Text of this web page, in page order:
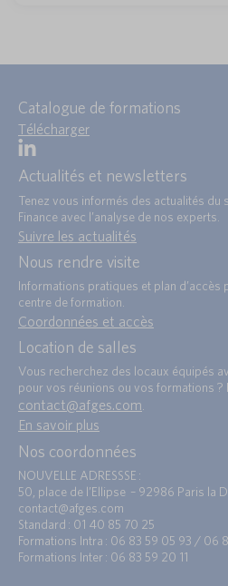
Catalogue de formations
Télécharger
Actualités et newsletters
Tenez vous informés des actualités du
Finance avec l’analyse de nos experts.
Suivre les actualités
Nous rendre visite
Informations pratiques et plan
centre de formation.
Coordonnées et accès
Location de salles
Vous recherchez des locaux équipés
pour vos réunions ou vos formations ?
contact@afges.com.
En savoir plus
Nos coordonnées
NOUVELLE ADRESSSE :
50, place de l’Ellipse – 92986 Paris la
contact@afges.com
Standard : 01 40 85 70 25
Formations Intra : 06 83 59 05 93 / 06
Formations Inter : 06 83 59 20 11